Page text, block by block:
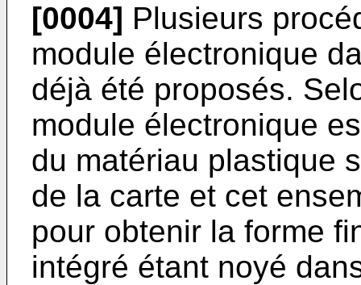
[0004] Plusieurs
module électronique
déjà été proposés.
module électronique
du matériau plastique
de la carte et cet
pour obtenir la forme
intégré étant noyé